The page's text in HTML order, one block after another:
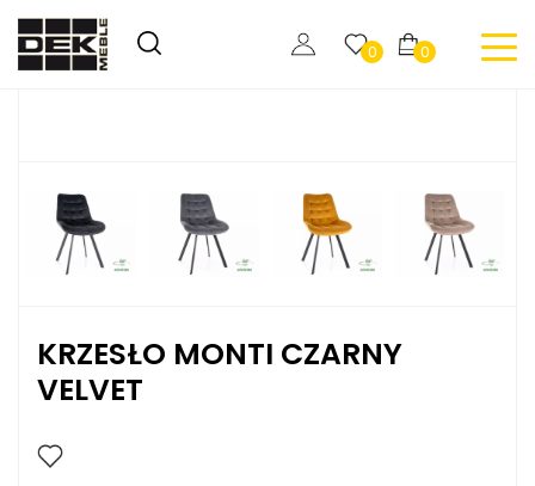
0 0
KRZESŁO MONTI CZARNY
VELVET